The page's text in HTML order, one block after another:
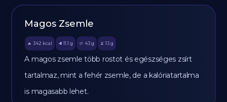
Magos Zsemle
🔥 342 kcal 🥩 11.1 g 🥔 43g 🫒 13 g
A magos zsemle több rostot és egészséges zsírt
tartalmaz, mint a fehér zsemle, de a kalóriatartalma
is magasabb lehet.